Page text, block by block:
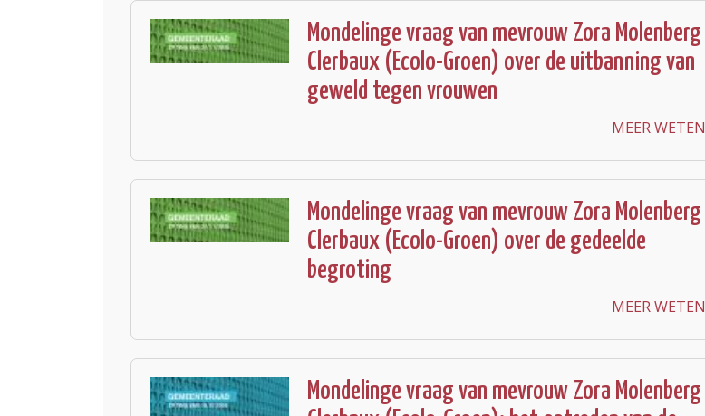
Mondelinge vraag van mevrouw Zora Molenberg
Clerbaux (Ecolo-Groen) over de uitbanning van
geweld tegen vrouwen
MEER WETEN
Mondelinge vraag van mevrouw Zora Molenberg
Clerbaux (Ecolo-Groen) over de gedeelde
begroting
MEER WETEN
Mondelinge vraag van mevrouw Zora Molenberg